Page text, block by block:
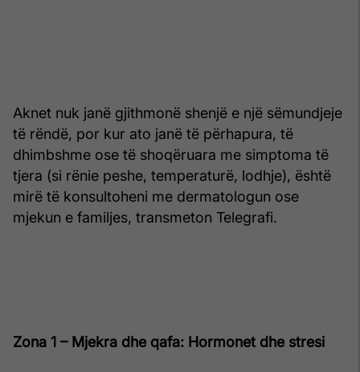
Aknet nuk janë gjithmonë shenjë e një sëmundjeje
të rëndë, por kur ato janë të përhapura, të
dhimbshme ose të shoqëruara me simptoma të
tjera (si rënie peshe, temperaturë, lodhje), është
mirë të konsultoheni me dermatologun ose
mjekun e familjes, transmeton Telegrafi.
Zona 1 – Mjekra dhe qafa: Hormonet dhe stresi